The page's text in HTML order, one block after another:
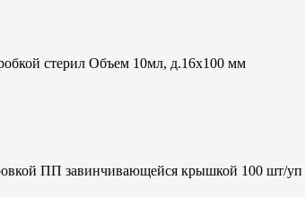
стерил Объем 10мл, д.16х100 мм
ПП завинчивающейся крышкой 100 шт/уп